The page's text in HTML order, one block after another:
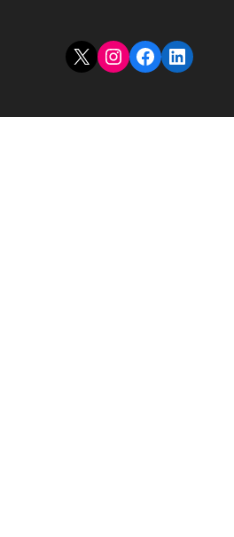
X Instagram
Facebook
LinkedIn